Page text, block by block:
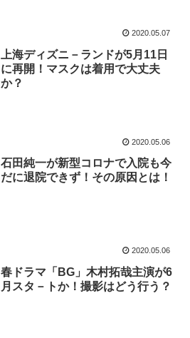
2020.05.07
上海ディズニ－ランドが5月11日
に再開！マスクは着用で大丈夫
か？
2020.05.06
石田純一が新型コロナで入院も今
だに退院できず！その原因とは！
2020.05.06
春ドラマ「BG」木村拓哉主演が6
月スタ－トか！撮影はどう行う？